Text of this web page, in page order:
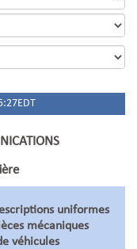
PAGE
EN
PDF
uniformes
mécaniques
véhicules